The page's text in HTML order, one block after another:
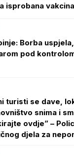
isprobana vakcina
Borba
pod
turisti se dave,
snima i
ovdje” –
djela za